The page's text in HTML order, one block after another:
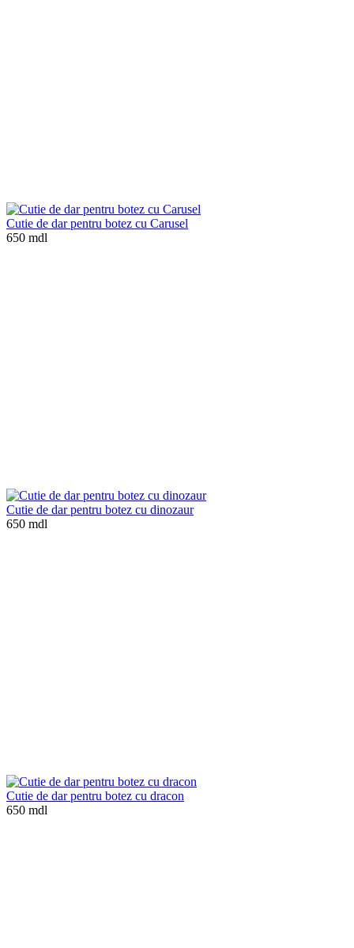
Cutie de dar pentru botez cu Carusel
650 mdl
Cutie de dar pentru botez cu dinozaur
650 mdl
Cutie de dar pentru botez cu dracon
650 mdl